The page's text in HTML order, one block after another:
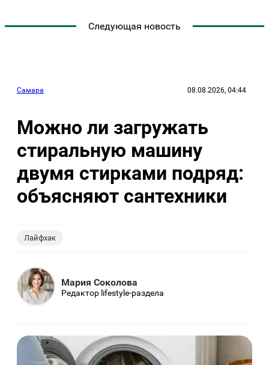
Следующая новость
Самара 08.08.2026, 04:44
Можно ли загружать
стиральную машину
двумя стирками подряд:
объясняют сантехники
Лайфхак
Мария Соколова
Редактор lifestyle-раздела